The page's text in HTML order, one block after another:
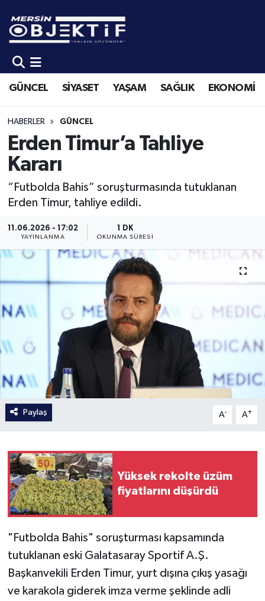
GÜNCEL SİYASET YAŞAM SAĞLIK EKONOMİ
HABERLER GÜNCEL
Erden Timur’a Tahliye
Kararı
“Futbolda Bahis” soruşturmasında tutuklanan
Erden Timur, tahliye edildi.
11.06.2026 - 17:02
YAYINLANMA
1 DK
OKUNMA SÜRESI
Paylaş A- A+
Yüksek rekolte üzüm
fiyatlarını düşürdü
"Futbolda Bahis" soruşturması kapsamında
tutuklanan eski Galatasaray Sportif A.Ş.
Başkanvekili Erden Timur, yurt dışına çıkış yasağı
ve karakola giderek imza verme şeklinde adli
GÜNCEL
SİYASET
YAŞAM
SAĞLIK
EKONOMİ
KÜLTÜR-SANAT
EĞİTİM
Mersin Hava Durumu
Mersin Trafik Yoğunluk Haritası
Süper Lig Puan Durumu ve Fikstür
Tüm Manşetler
Son Dakika Haberleri